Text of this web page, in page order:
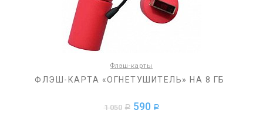
Флэш-карты
ФЛЭШ-КАРТА «ОГНЕТУШИТЕЛЬ» НА 8 ГБ
1 050 a 590 a